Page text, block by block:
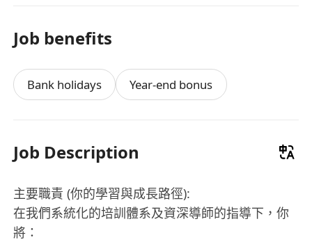
Job benefits
Bank holidays Year-end bonus
Job Description
主要職責 (你的學習與成長路徑):
在我們系統化的培訓體系及資深導師的指導下，你
將：